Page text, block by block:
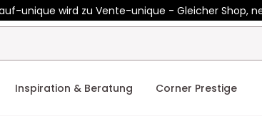
unique wird zu Vente-unique - Gleicher Shop,
400€ mitHEAT10auf Vente-unique-Produkte
Inspiration & Beratung Corner Prestige